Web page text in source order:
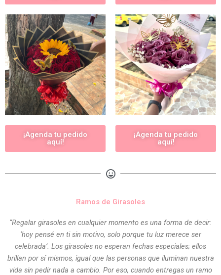
¡Agenda tu pedido
aquí!
¡Agenda tu pedido
aquí!
Ramos de Girasoles
“Regalar girasoles en cualquier momento es una forma de decir:
‘hoy pensé en ti sin motivo, solo porque tu luz merece ser
celebrada’. Los girasoles no esperan fechas especiales; ellos
brillan por sí mismos, igual que las personas que iluminan nuestra
vida sin pedir nada a cambio. Por eso, cuando entregas un ramo